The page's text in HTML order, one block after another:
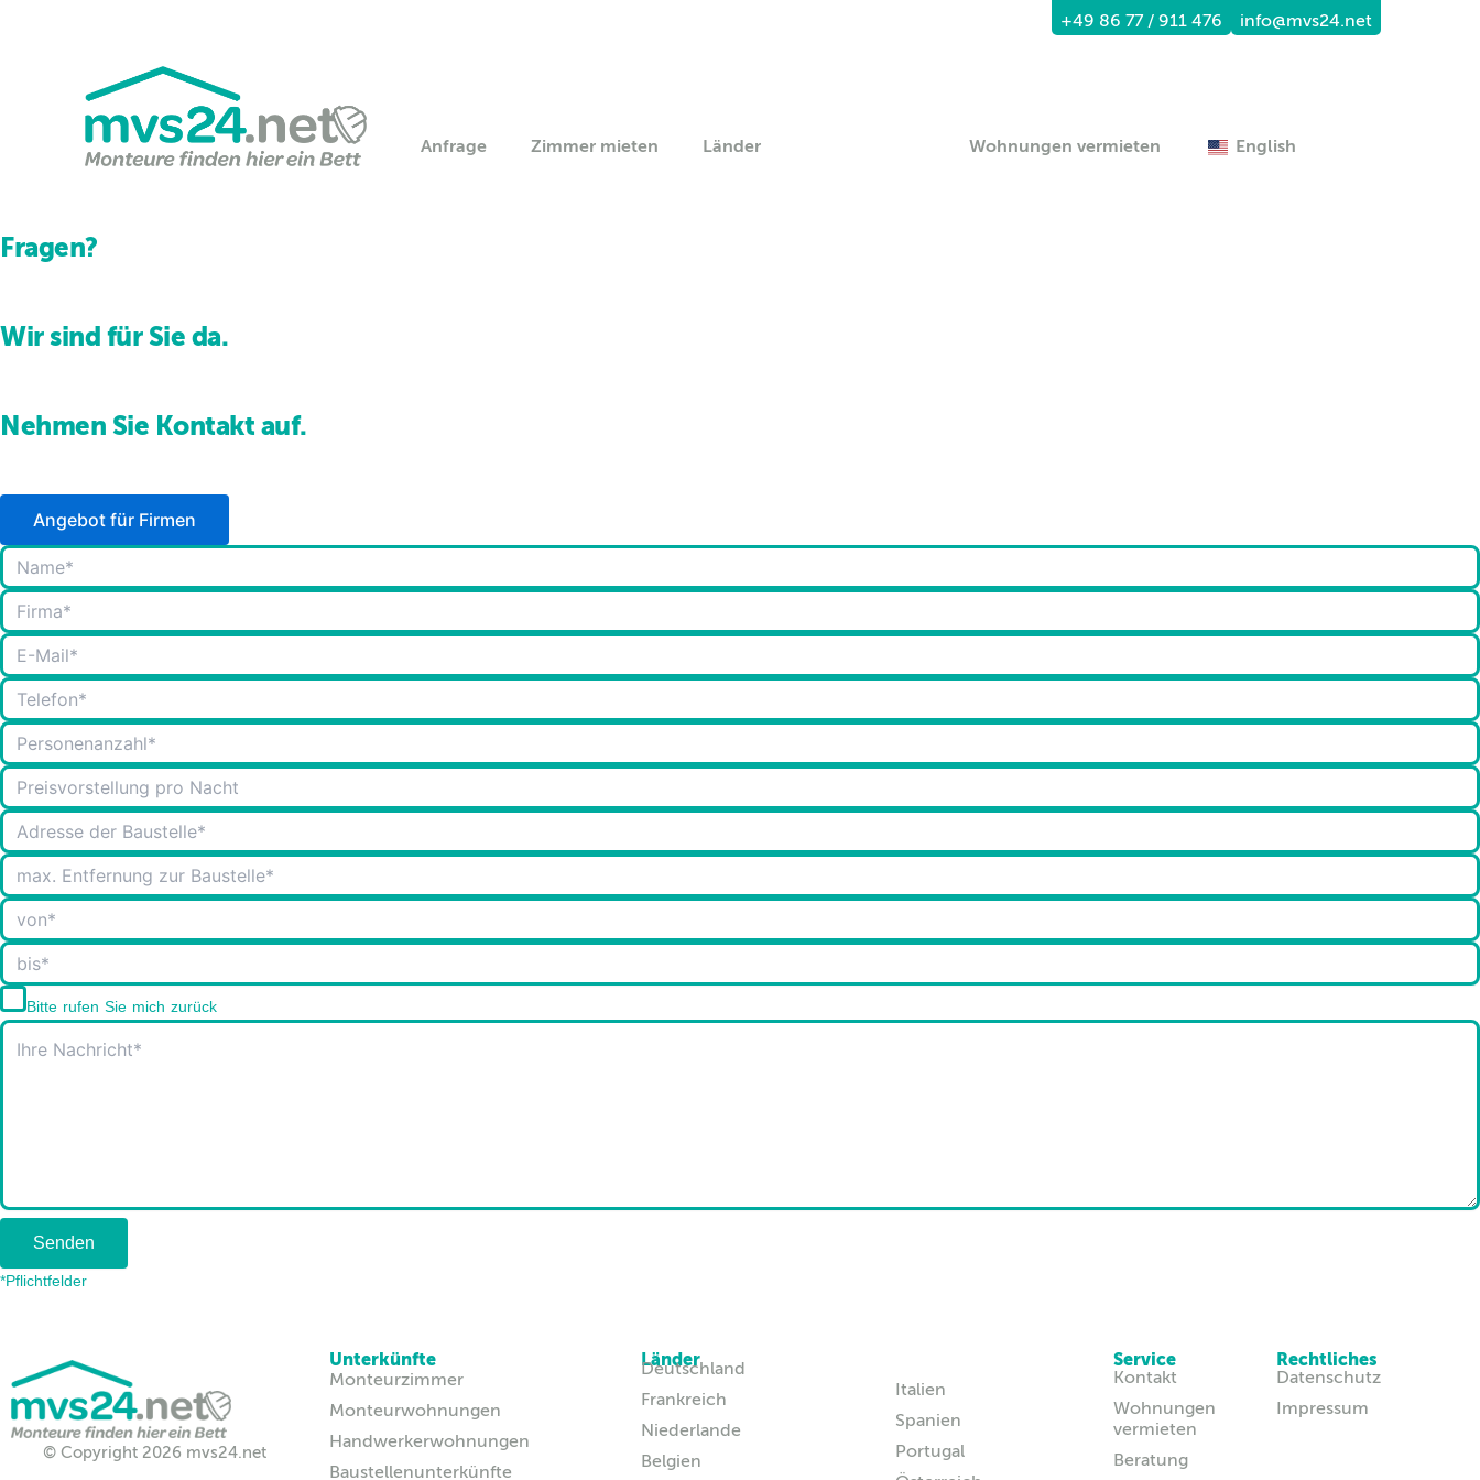
info@mvs24.net
+49 86 77 / 911 476
Anfrage Zimmer mieten Länder Wohnungen vermieten English
Fragen?
Wir sind für Sie da.
Nehmen Sie Kontakt auf.
Angebot für Firmen
Bitte rufen Sie mich zurück
Senden
*Pflichtfelder
© Copyright 2026 mvs24.net
Unterkünfte
Monteurzimmer
Monteurwohnungen
Handwerkerwohnungen
Baustellenunterkünfte
Länder
Deutschland
Frankreich
Niederlande
Belgien
Italien
Spanien
Portugal
Service
Kontakt
Wohnungen
vermieten
Beratung
Rechtliches
Datenschutz
Impressum